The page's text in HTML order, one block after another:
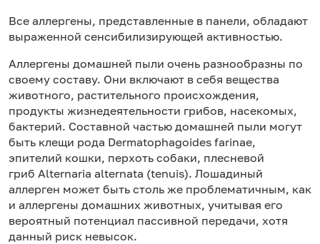
Все аллергены, представленные в панели, обладают
выраженной сенсибилизирующей активностью.
Аллергены домашней пыли очень разнообразны по
своему составу. Они включают в себя вещества
животного, растительного происхождения,
продукты жизнедеятельности грибов, насекомых,
бактерий. Составной частью домашней пыли могут
быть клещи рода Dermatophagoides farinae,
эпителий кошки, перхоть собаки, плесневой
гриб Alternaria alternata (tenuis). Лошадиный
аллерген может быть столь же проблематичным, как
и аллергены домашних животных, учитывая его
вероятный потенциал пассивной передачи, хотя
данный риск невысок.